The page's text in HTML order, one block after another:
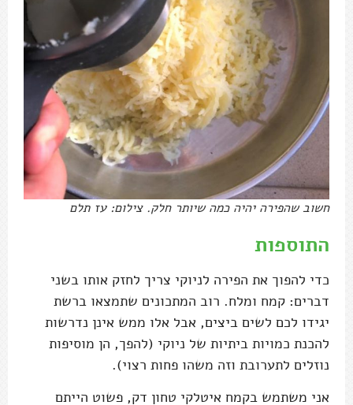
חשוב שהפירה יהיה כמה שיותר חלק. צילום: עז תלם
התוספות
כדי להפוך את הפירה לניוקי צריך לחזק אותו בשני
דברים: קמח ומלח. רוב המתכונים שתמצאו ברשת
יגידו לכם לשים ביצים, אבל אלו ממש אינן נדרשות
להכנת כמויות ביתיות של ניוקי (להפך, הן מוסיפות
נוזלים לתערובת וזה משהו פחות רצוי).
אני משתמש בקמח איטלקי טחון דק, פשוט הייתם